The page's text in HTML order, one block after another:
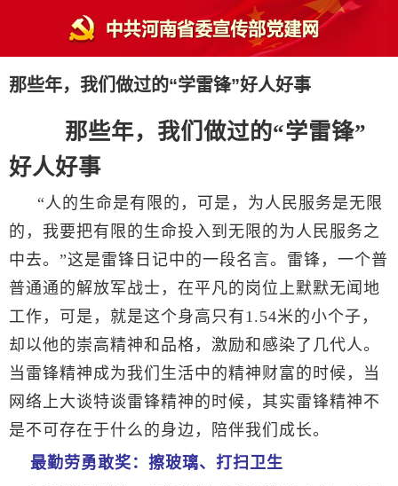
那些年，我们做过的“学雷锋”好人好事
那些年，我们做过的“学雷锋”
好人好事
“人的生命是有限的，可是，为人民服务是无限
的，我要把有限的生命投入到无限的为人民服务之
中去。”这是雷锋日记中的一段名言。雷锋，一个普
普通通的解放军战士，在平凡的岗位上默默无闻地
工作，可是，就是这个身高只有1.54米的小个子，
却以他的崇高精神和品格，激励和感染了几代人。
当雷锋精神成为我们生活中的精神财富的时候，当
网络上大谈特谈雷锋精神的时候，其实雷锋精神不
是不可存在于什么的身边，陪伴我们成长。
最勤劳勇敢奖：擦玻璃、打扫卫生